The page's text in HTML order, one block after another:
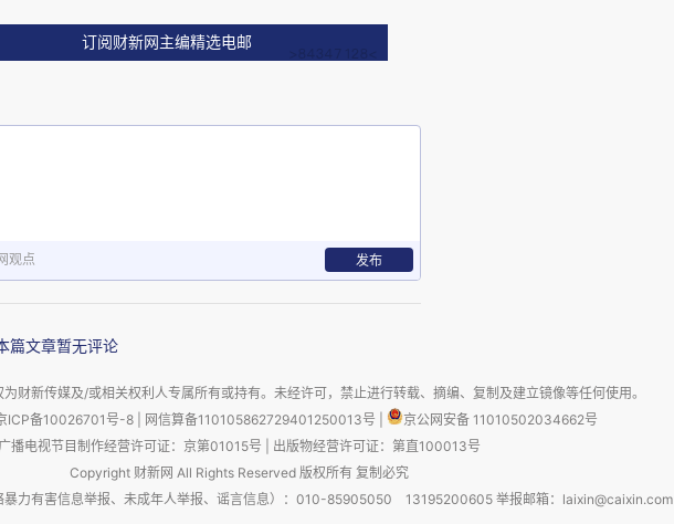
说法。人，不可能永远，活着，人从，生下
果，人……只是，过程，是……从生到死……的轨
断续续，上气不接下气。但他依然在快步往前
轨迹，我把它称为活着。”“我们是说，这个轨
世上，难道，只是虚无？难道，没有存在？总
什么？”“我们所知道的，我们认为可靠的，我
了吗，他是，您是……您真的是……您肯定就
笑。没有说是，也没有说不是。“您不是……您
“他留了下来。”男子说，“通过他的文字。”“咳
来自他们的左手边。
订阅财新网主编精选电邮
观点 发布
篇文章暂无评论
财新传媒及/或相关权利人专属所有或持有。未经许可，禁止进行转载、摘编、复制及建立镜像等任何使用。
ICP备10026701号-8 网信算备110105862729401250013号
京公网安备 11010502034662号
广播电视节目制作经营许可证：京第01015号
出版物经营许可证：第直100013号
Copyright 财新网 All Rights Reserved 版权所有 复制必究
暴力有害信息举报、未成年人举报、谣言信息）：010-85905050 13195200605 举报邮箱：laixin@caixin.com